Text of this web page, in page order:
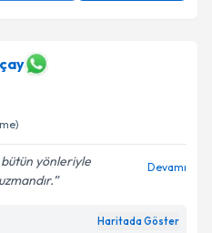
yönleriyle
Devamı
Haritada Göster